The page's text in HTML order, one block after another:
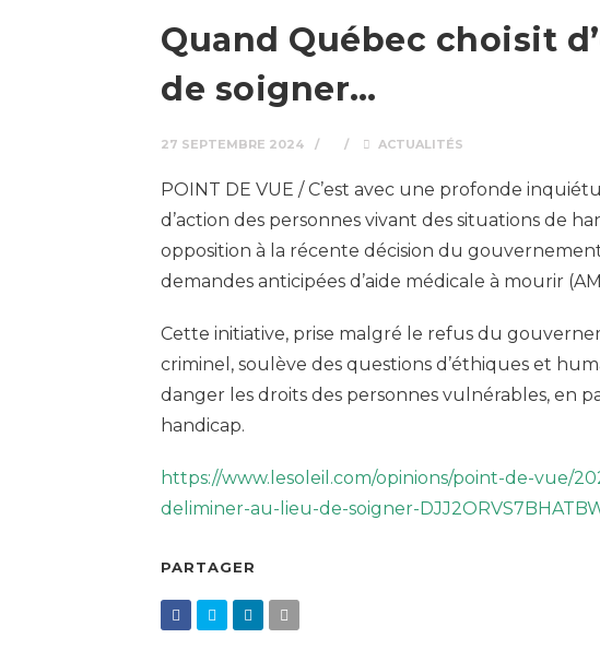
Quand Québec choisit
de soigner…
27 SEPTEMBRE 2024 ACTUALITÉS
POINT DE VUE / C’est avec une profonde
d’action des personnes vivant des situations de
opposition à la récente décision du
demandes anticipées d’aide médicale à mourir
Cette initiative, prise malgré le refus du
criminel, soulève des questions d’éthiques et
danger les droits des personnes vulnérables, en
handicap.
https://www.lesoleil.com/opinions/point-de-vue/
deliminer-au-lieu-de-soigner-
PARTAGER